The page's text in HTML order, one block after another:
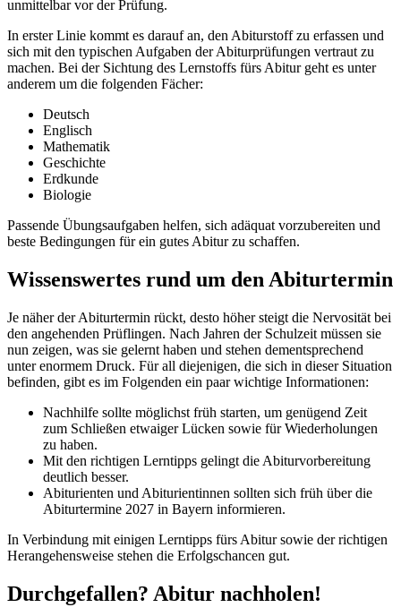
unmittelbar vor der Prüfung.
In erster Linie kommt es darauf an, den Abiturstoff zu erfassen und
sich mit den typischen Aufgaben der Abiturprüfungen vertraut zu
machen. Bei der Sichtung des Lernstoffs fürs Abitur geht es unter
anderem um die folgenden Fächer:
Deutsch
Englisch
Mathematik
Geschichte
Erdkunde
Biologie
Passende Übungsaufgaben helfen, sich adäquat vorzubereiten und
beste Bedingungen für ein gutes Abitur zu schaffen.
Wissenswertes rund um den Abiturtermin
Je näher der Abiturtermin rückt, desto höher steigt die Nervosität bei
den angehenden Prüflingen. Nach Jahren der Schulzeit müssen sie
nun zeigen, was sie gelernt haben und stehen dementsprechend
unter enormem Druck. Für all diejenigen, die sich in dieser Situation
befinden, gibt es im Folgenden ein paar wichtige Informationen:
Nachhilfe sollte möglichst früh starten, um genügend Zeit
zum Schließen etwaiger Lücken sowie für Wiederholungen
zu haben.
Mit den richtigen Lerntipps gelingt die Abiturvorbereitung
deutlich besser.
Abiturienten und Abiturientinnen sollten sich früh über die
Abiturtermine 2027 in Bayern informieren.
In Verbindung mit einigen Lerntipps fürs Abitur sowie der richtigen
Herangehensweise stehen die Erfolgschancen gut.
Durchgefallen? Abitur nachholen!